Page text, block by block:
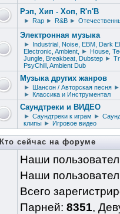
Рэп, Хип - Хоп, R'n'B
► Rap ► R&B ►
Электронная музыка
► Industrial, Noise, EBM, Dark
Electronic, Ambient,
► House,
Jungle, Breakbeat, Dubstep ►
PsyChill, Ambient Dub
Музыка других жанров
► Шансон / Авторская песня ►
► Классика и Инструментал
Саундтреки и ВИДЕО
► Саундтреки к играм ►
клипы ► Игровое видео
Кто сейчас на форуме
Наши
Наши
Всего
Парней: 8351,